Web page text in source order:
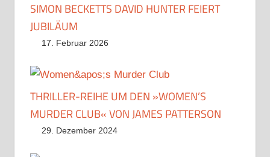
SIMON BECKETTS DAVID HUNTER FEIERT
JUBILÄUM
17. Februar 2026
THRILLER-REIHE UM DEN »WOMEN’S
MURDER CLUB« VON JAMES PATTERSON
29. Dezember 2024